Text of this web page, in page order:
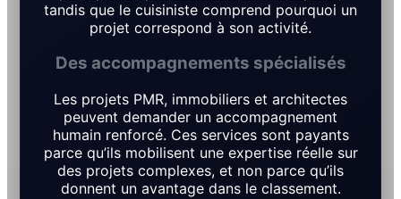
tandis que le cuisiniste comprend pourquoi un
projet correspond à son activité.
Des accompagnements spécialisés
Les projets PMR, immobiliers et architectes
peuvent demander un accompagnement
humain renforcé. Ces services sont payants
parce qu’ils mobilisent une expertise réelle sur
des projets complexes, et non parce qu’ils
donnent un avantage dans le classement.